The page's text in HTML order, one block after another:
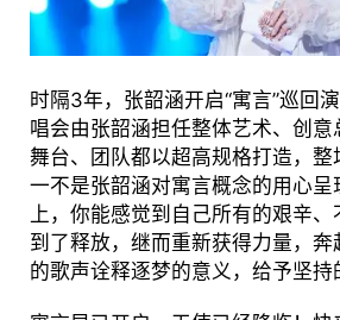
时隔3年，张韶涵开启“寓言”巡回
唱会由张韶涵担任整体艺术、创意
舞台、团队都以超高规格打造，整
一不是张韶涵对寓言概念的用心呈
上，你能感觉到自己所有的艰辛
到了释放，继而重新获得力量，
的歌声诠释逐梦的意义，给予坚持